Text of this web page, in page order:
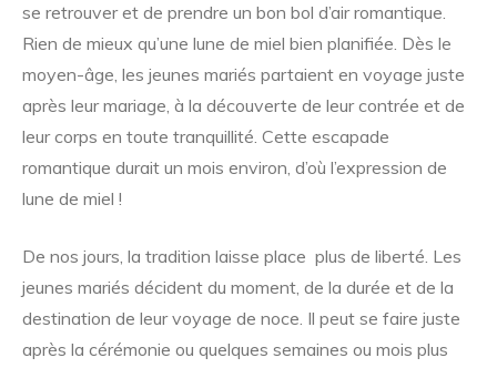
se retrouver et de prendre un bon bol d’air romantique.
Rien de mieux qu’une lune de miel bien planifiée. Dès le
moyen-âge, les jeunes mariés partaient en voyage juste
après leur mariage, à la découverte de leur contrée et de
leur corps en toute tranquillité. Cette escapade
romantique durait un mois environ, d’où l’expression de
lune de miel !
De nos jours, la tradition laisse place plus de liberté. Les
jeunes mariés décident du moment, de la durée et de la
destination de leur voyage de noce. Il peut se faire juste
après la cérémonie ou quelques semaines ou mois plus